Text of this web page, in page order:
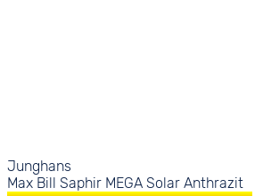
Junghans
Max Bill Saphir MEGA Solar Anthrazit